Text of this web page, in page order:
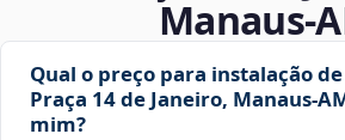
Qual o preço para instalação
Praça 14 de Janeiro,
mim?